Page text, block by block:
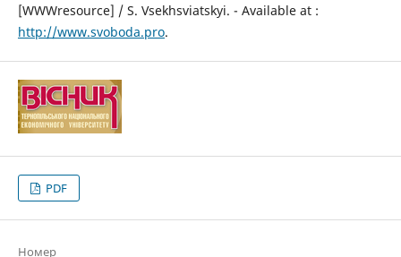
[WWWresource] / S. Vsekhsviatskyi. - Available at :
http://www.svoboda.pro.
PDF
Номер